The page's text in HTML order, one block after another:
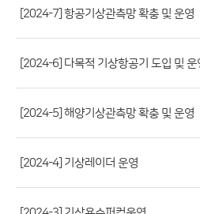
게
시
판
목
록
(번
호,
등
부
서,
첨
[2024-7] 항공기상관측망 확충 및 운영
[2024-6] 다목적 기상항공기 도입 및 운
[2024-5] 해양기상관측망 확충 및 운영
[2024-4] 기상레이더 운영